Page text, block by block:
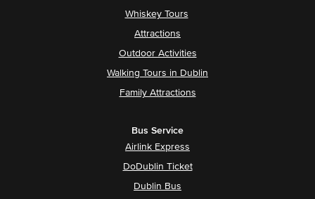
Whiskey Tours
Attractions
Outdoor Activities
Walking Tours in Dublin
Family Attractions
Bus Service
Airlink Express
DoDublin Ticket
Dublin Bus